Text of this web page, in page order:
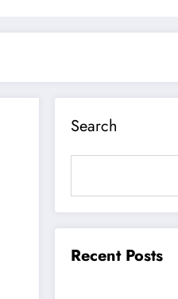
Search
Recent Posts